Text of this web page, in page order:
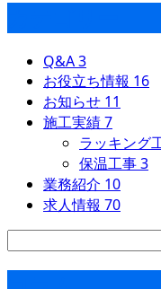
Q&A3
お役立ち情報 16
お知らせ 11
施工実績7
ラッキング
保温工事3
業務紹介 10
求人情報 70